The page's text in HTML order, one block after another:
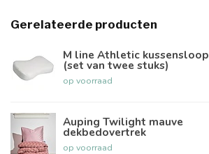
Gerelateerde producten
M line Athletic kussensloop
(set van twee stuks)
op voorraad
Auping Twilight mauve
dekbedovertrek
op voorraad